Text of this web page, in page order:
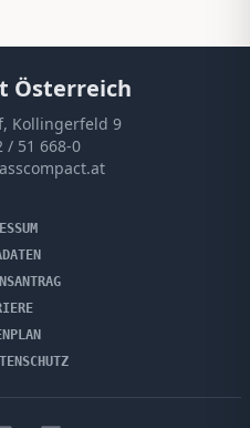
Österreich
Kollingerfeld 9
/ 51 668-0